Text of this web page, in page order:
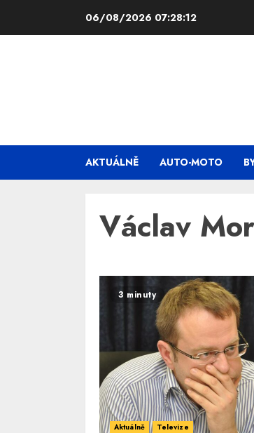
06/08/2026 07:28:12
AKTUÁLNĚ AUTO-MOTO
Václav
3 minuty
Aktuálně Televize